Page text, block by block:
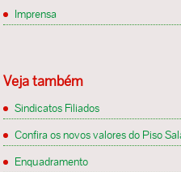
Imprensa
Veja também
Sindicatos Filiados
Confira os novos valores do Piso
Enquadramento